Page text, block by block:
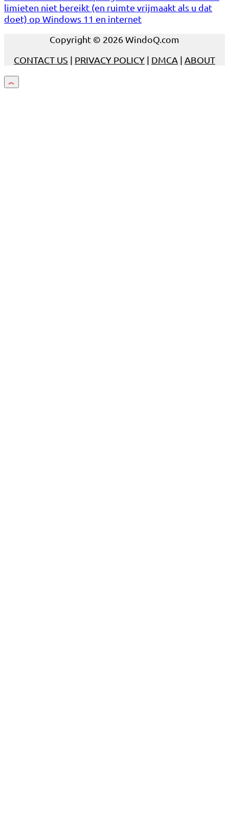
limieten niet bereikt (en ruimte vrijmaakt als u dat
doet) op Windows 11 en internet
Copyright © 2026 WindoQ.com
CONTACT US | PRIVACY POLICY | DMCA | ABOUT